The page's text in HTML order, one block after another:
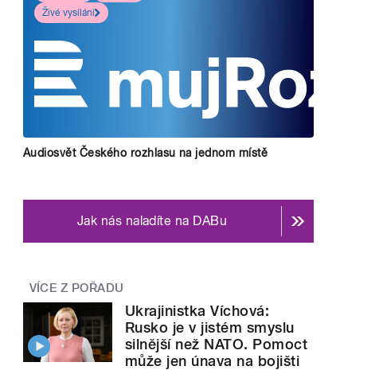
Živé vysílání
Audiosvět Českého rozhlasu na jednom místě
Jak nás naladíte na DABu
VÍCE Z POŘADU
Ukrajinistka Víchová:
Rusko je v jistém smyslu
silnější než NATO. Pomoct
může jen únava na bojišti